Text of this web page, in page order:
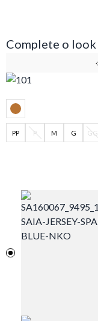
Complete o look
PP P M G GG